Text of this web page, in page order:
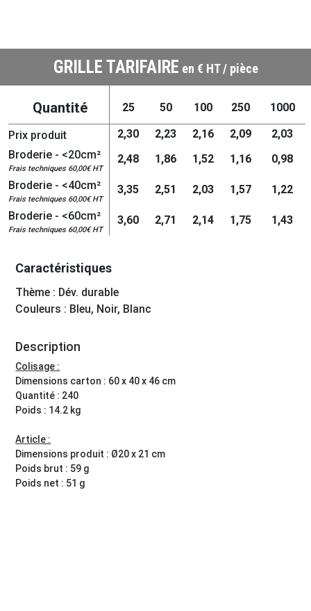
GRILLE TARIFAIRE en € HT / pièce
Quantité 25 50 100 250 1000
Prix produit 2,30 2,23 2,16 2,09
2,03
Broderie - <20cm²
Frais techniques 60,00€ HT
2,48 1,86 1,52 1,16
0,98
Broderie - <40cm²
Frais techniques 60,00€ HT
3,35 2,51 2,03 1,57
1,22
Broderie - <60cm²
Frais techniques 60,00€ HT
3,60 2,71 2,14 1,75 1,43
Caractéristiques
Thème : Dév. durable
Couleurs : Bleu, Noir, Blanc
Description
Colisage :
Dimensions carton : 60 x 40 x 46 cm
Quantité : 240
Poids : 14.2 kg
Article :
Dimensions produit : Ø20 x 21 cm
Poids brut : 59 g
Poids net : 51 g